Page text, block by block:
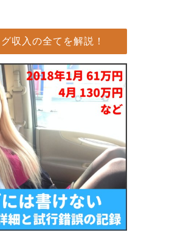
収入の全てを解説！